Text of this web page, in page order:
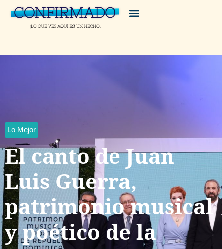
Lo Mejor
El canto de Juan
Luis Guerra,
patrimonio musical
y poético de la